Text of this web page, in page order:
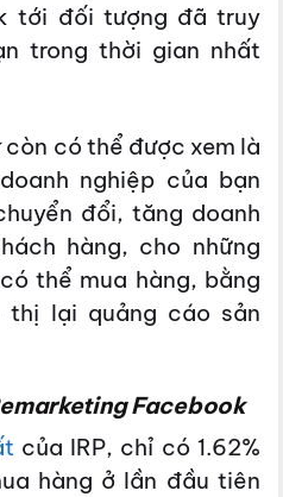
tới đối tượng đã truy
trong thời gian nhất
còn có thể được xem là
nghiệp của bạn
đổi, tăng doanh
hàng, cho những
thể mua hàng, bằng
lại quảng cáo sản
Facebook
của IRP, chỉ có 1.62%
hàng ở lần đầu tiên